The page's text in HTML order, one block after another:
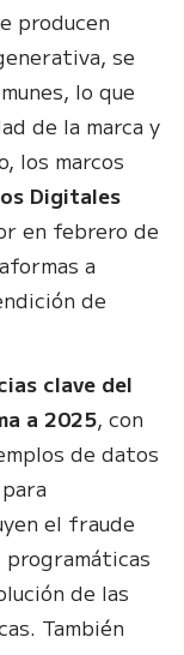
producen
se
lo que
de la marca y
los marcos
Digitales
en febrero de
a
de
clave del
a 2025, con
de datos
el fraude
programáticas
de las
También